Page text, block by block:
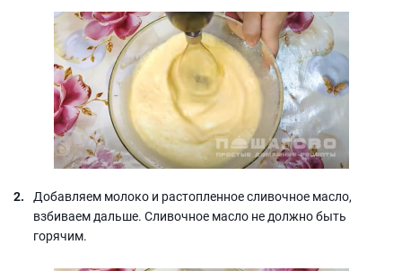
Добавляем молоко и растопленное сливочное масло,
взбиваем дальше. Сливочное масло не должно быть
горячим.